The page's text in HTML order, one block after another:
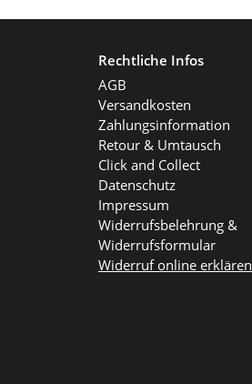
Rechtliche Infos
AGB
Versandkosten
Zahlungsinformation
Retour & Umtausch
Click and Collect
Datenschutz
Impressum
Widerrufsbelehrung &
Widerrufsformular
Widerruf online erklären